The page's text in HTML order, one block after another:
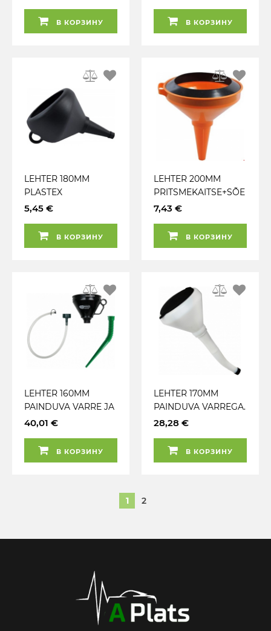
В КОРЗИНУ
KAANEGA TRIUMF
В КОРЗИНУ
LEHTER 180MM
PLASTEX
5,45 €
В КОРЗИНУ
LEHTER 200MM
PRITSMEKAITSE+SÕE
L PLASTEX
7,43 €
В КОРЗИНУ
LEHTER 160MM
PAINDUVA VARRE JA
VOOLIKUGA KS
40,01 €
В КОРЗИНУ
LEHTER 170MM
PAINDUVA VARREGA.
OTSAKORGIGA JA
28,28 €
В КОРЗИНУ
1 2